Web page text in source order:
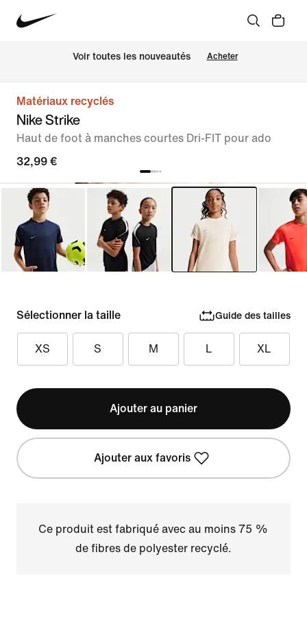
Voir toutes les nouveautés Acheter
Matériaux recyclés
Nike Strike
Haut de foot à manches courtes Dri-FIT pour ado
32,99 €
Sélectionner la taille Guide des tailles
XS S M L XL
Ajouter au panier
Ajouter aux favoris
Ce produit est fabriqué avec au moins 75 %
de fibres de polyester recyclé.